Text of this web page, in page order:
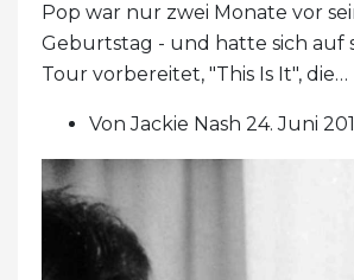
Pop war nur zwei Monate vor
Geburtstag - und hatte sich auf
Tour vorbereitet, "This Is It", die…
Von Jackie Nash 24. Juni